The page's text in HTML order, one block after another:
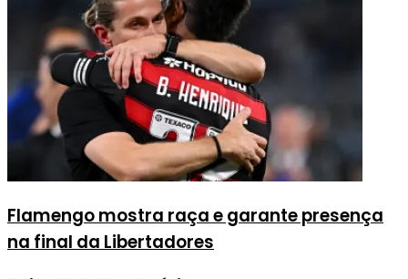
Flamengo mostra raça e garante presença
na final da Libertadores